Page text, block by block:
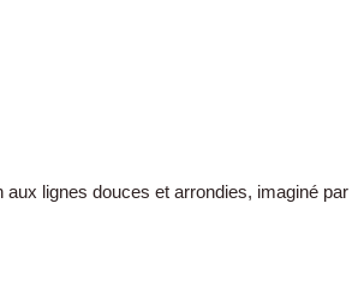
lignes douces et arrondies, imaginé